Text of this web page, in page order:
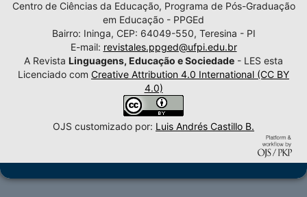
Centro de Ciências da Educação, Programa de Pós-Graduação
em Educação - PPGEd
Bairro: Ininga, CEP: 64049-550, Teresina - PI
E-mail: revistales.ppged@ufpi.edu.br
A Revista Linguagens, Educação e Sociedade - LES esta
Licenciado com Creative Attribution 4.0 International (CC BY
4.0)
OJS customizado por: Luis Andrés Castillo B.